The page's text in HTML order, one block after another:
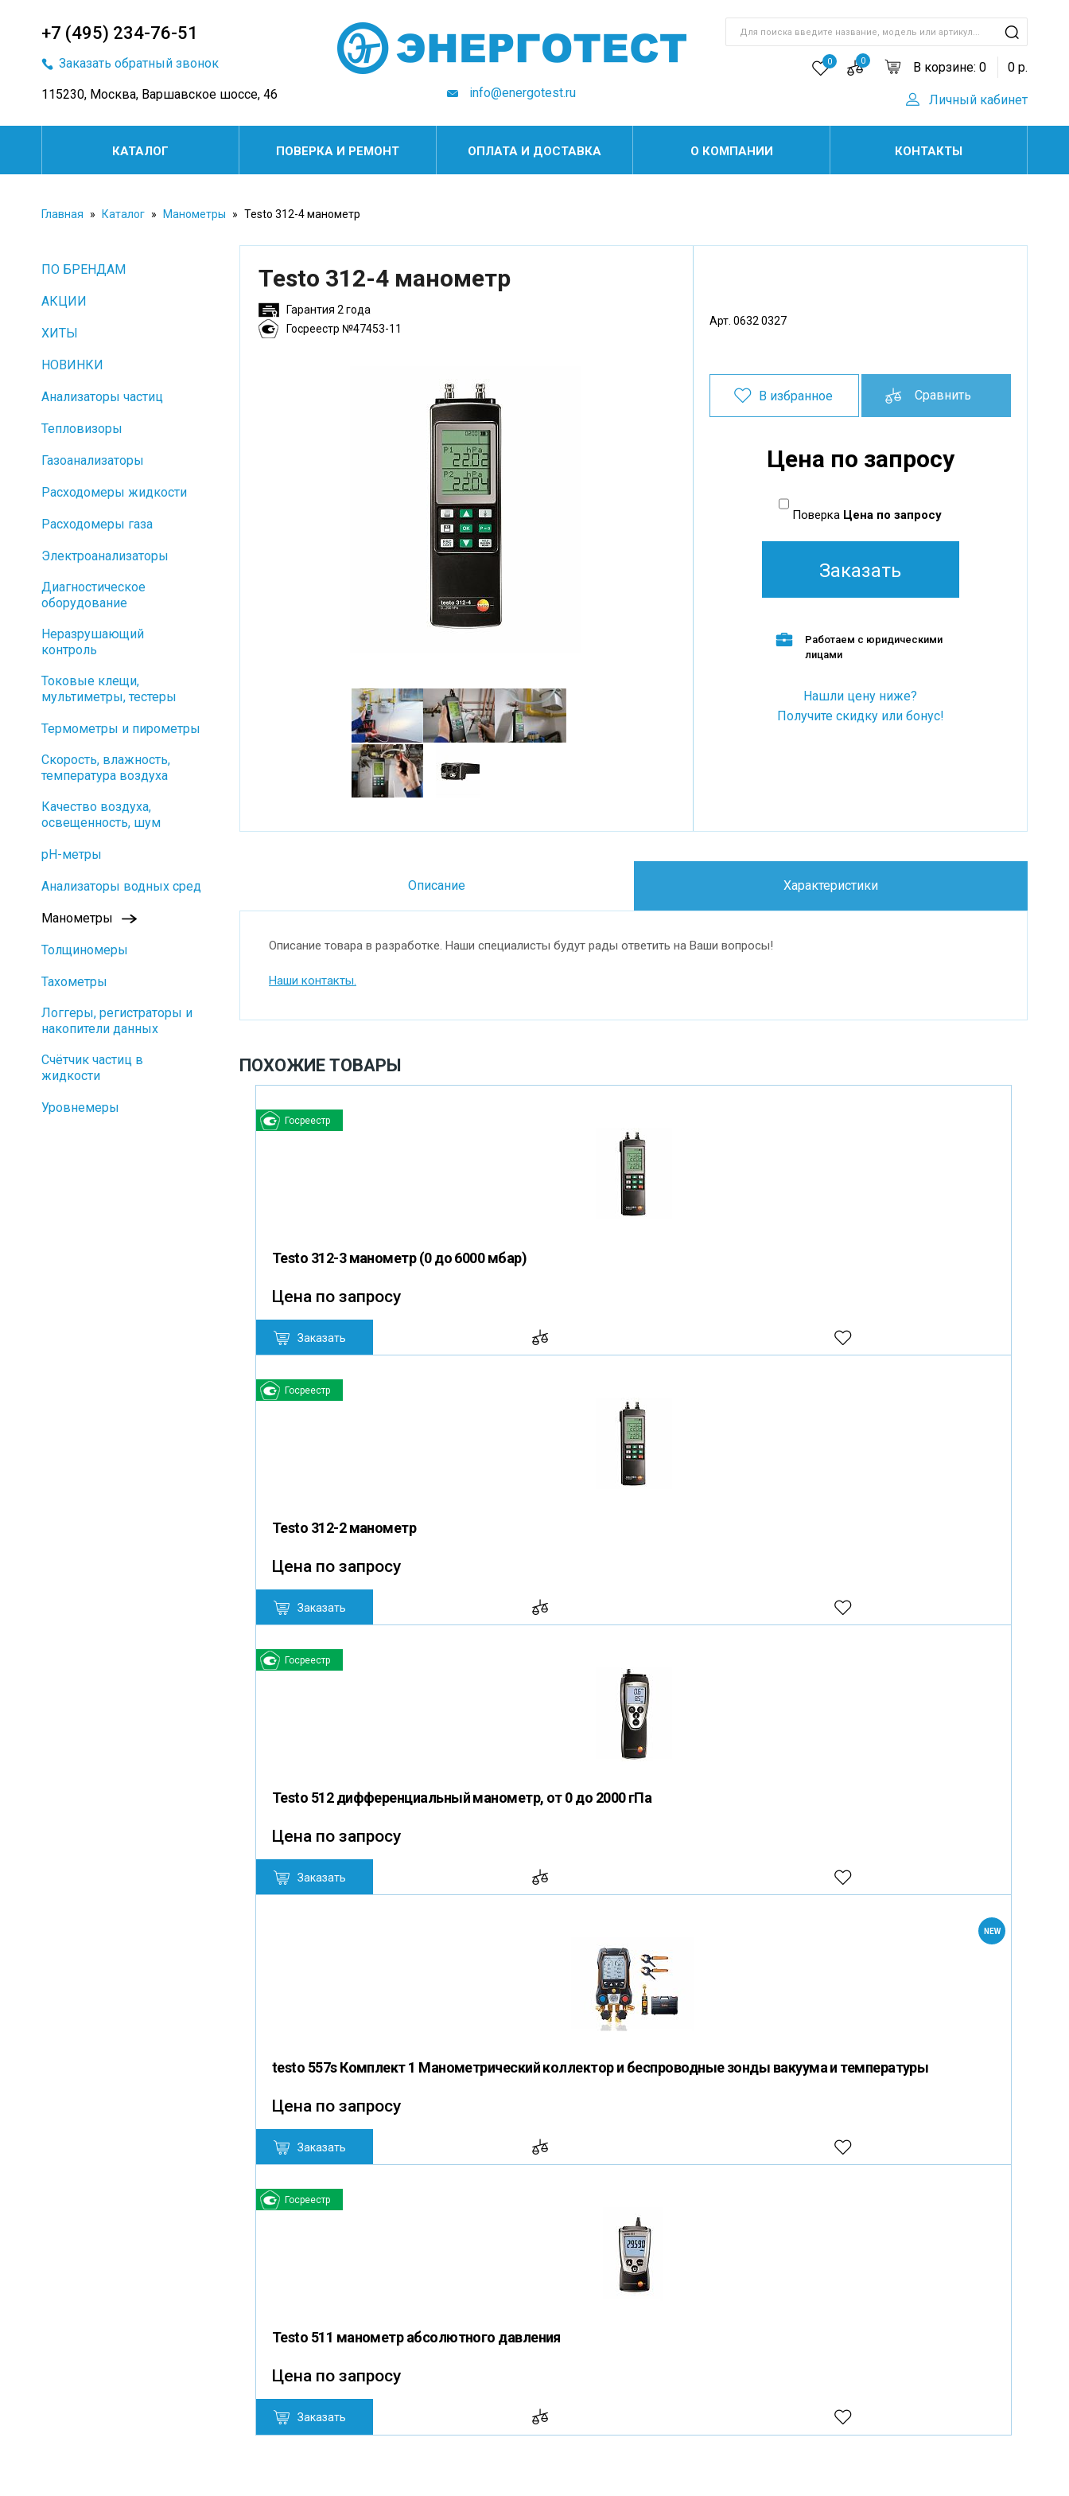
+7 (495) 234-76-51
Заказать обратный звонок
115230, Москва, Варшавское шоссе, 46 info@energotest.ru
0 0 В корзине: 0 0 р.
Личный кабинет
КАТАЛОГ ПОВЕРКА И РЕМОНТ ОПЛАТА И ДОСТАВКА О КОМПАНИИ КОНТАКТЫ
Главная » Каталог » Манометры » Testo 312-4 манометр
Testo 312-4 манометр
Гарантия 2 года
Госреестр №47453-11
Арт. 0632 0327
В избранное Сравнить
Цена по запросу
Поверка Цена по запросу
Заказать
Работаем с юридическими
лицами
Нашли цену ниже?
Получите скидку или бонус!
Описание Характеристики
Описание товара в разработке. Наши специалисты будут рады ответить на Ваши вопросы!
Наши контакты.
ПОХОЖИЕ ТОВАРЫ
Госреестр
Testo 312-3 манометр (0 до 6000 мбар)
Цена по запросу
Заказать
Госреестр
Testo 312-2 манометр
Цена по запросу
Заказать
Госреестр
Testo 512 дифференциальный манометр, от 0 до 2000 гПа
Цена по запросу
Заказать
NEW
testo 557s Комплект 1 Манометрический коллектор и беспроводные зонды вакуума и температуры
Цена по запросу
Заказать
Госреестр
Testo 511 манометр абсолютного давления
Цена по запросу
Заказать
ПО БРЕНДАМ
АКЦИИ
ХИТЫ
НОВИНКИ
Анализаторы частиц
Тепловизоры
Газоанализаторы
Расходомеры жидкости
Расходомеры газа
Электроанализаторы
Диагностическое
оборудование
Неразрушающий
контроль
Токовые клещи,
мультиметры, тестеры
Термометры и пирометры
Скорость, влажность,
температура воздуха
Качество воздуха,
освещенность, шум
pH-метры
Анализаторы водных сред
Манометры
Толщиномеры
Тахометры
Логгеры, регистраторы и
накопители данных
Cчётчик частиц в
жидкости
Уровнемеры